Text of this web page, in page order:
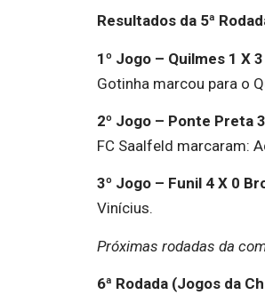
Resultados da 5ª
1º Jogo – Quilmes 1 X 3
Gotinha marcou para o
2º Jogo – Ponte Preta
FC Saalfeld marcaram:
3º Jogo – Funil 4 X 0
Vinícius.
Próximas rodadas da
6ª Rodada (Jogos da